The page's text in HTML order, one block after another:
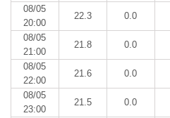
08/05
20:00
22.3 0.0
08/05
21:00
21.8 0.0
08/05
22:00
21.6 0.0
08/05
23:00
21.5 0.0